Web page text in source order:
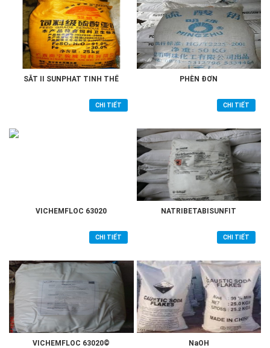
SẮT II SUNPHAT TINH THỂ
CHI TIẾT
PHÈN ĐƠN
CHI TIẾT
VICHEMFLOC 63020
CHI TIẾT
NATRIBETABISUNFIT
CHI TIẾT
VICHEMFLOC 63020© NaOH